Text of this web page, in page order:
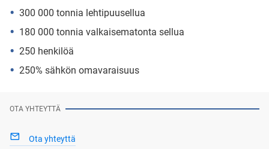
300 000 tonnia lehtipuusellua
180 000 tonnia valkaisematonta sellua
250 henkilöä
250% sähkön omavaraisuus
OTA YHTEYTTÄ
Ota yhteyttä